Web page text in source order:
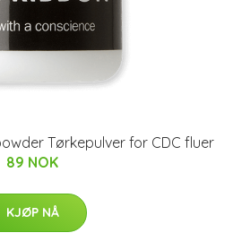
Tørkepulver for CDC fluer
89 NOK
KJØP NÅ